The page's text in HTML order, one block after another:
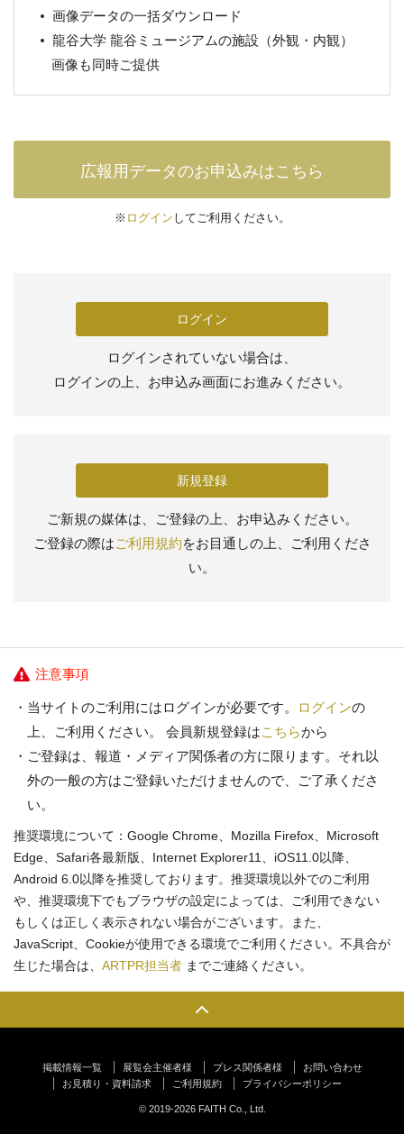
画像データの一括ダウンロード
龍谷大学 龍谷ミュージアムの施設（外観・内観）
画像も同時ご提供
広報用データのお申込みはこちら
※ ログイン してご利用ください。
ログイン
ログインされていない場合は、
ログインの上、お申込み画面にお進みください。
新規登録
ご新規の媒体は、ご登録の上、お申込みください。
ご登録の際はご利用規約をお目通しの上、ご利用くださ
い。
注意事項
当サイトのご利用にはログインが必要です。 ログインの
上、ご利用ください。 会員新規登録はこちらから
ご登録は、報道・メディア関係者の方に限ります。それ以
外の一般の方はご登録いただけませんので、ご了承くださ
い。
推奨環境について：Google Chrome、Mozilla Firefox、Microsoft
Edge、Safari各最新版、Internet Explorer11、iOS11.0以降、
Android 6.0以降を推奨しております。推奨環境以外でのご利用
や、推奨環境下でもブラウザの設定によっては、ご利用できない
もしくは正しく表示されない場合がございます。また、
JavaScript、Cookieが使用できる環境でご利用ください。不具合が
生じた場合は、 ARTPR担当者 までご連絡ください。
掲載情報一覧 展覧会主催者様 プレス関係者様
お問い合わせ
お見積り・資料請求
ご利用規約 プライバシーポリシー
© 2019-2026 FAITH Co., Ltd.